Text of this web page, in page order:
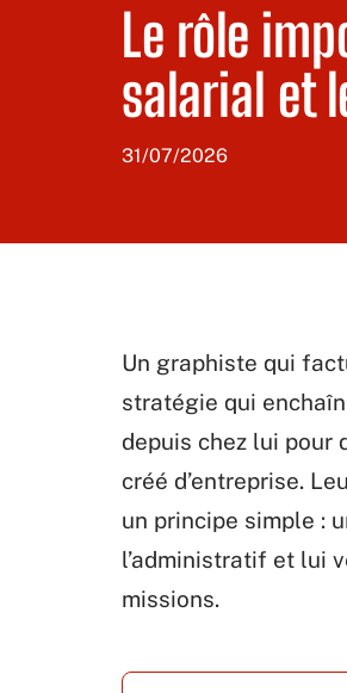
Le rôle
salarial et
31/07/2026
Un graphiste qui
stratégie qui
depuis chez lui pour
créé d’entreprise.
un principe simple :
l’administratif et lui
missions.